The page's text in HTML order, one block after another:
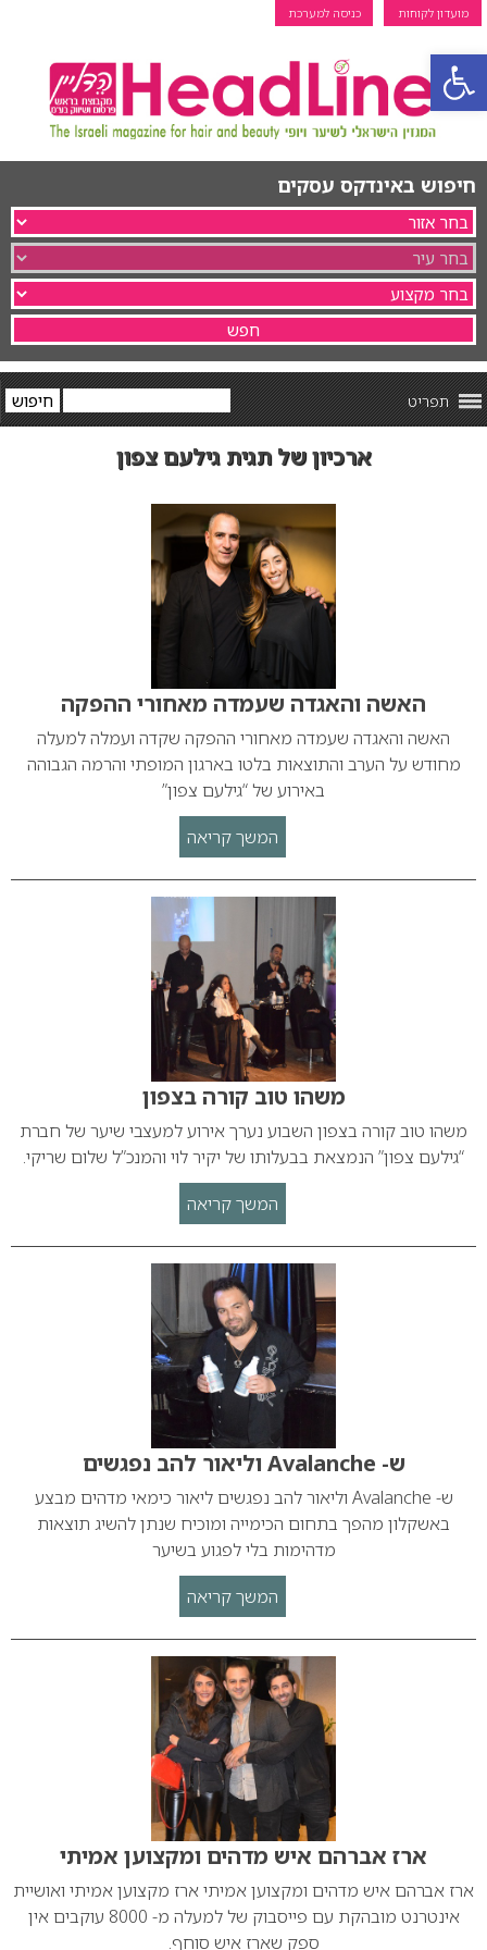
פתח סרגל נגישות
מועדון לקוחות כניסה למערכת
חיפוש באינדקס עסקים
תפריט
ארכיון של תגית גילעם צפון
האשה והאגדה שעמדה מאחורי ההפקה
האשה והאגדה שעמדה מאחורי ההפקה שקדה ועמלה למעלה
מחודש על הערב והתוצאות בלטו בארגון המופתי והרמה הגבוהה
באירוע של “גילעם צפון”
המשך קריאה
משהו טוב קורה בצפון
משהו טוב קורה בצפון השבוע נערך אירוע למעצבי שיער של חברת
“גילעם צפון” הנמצאת בבעלותו של יקיר לוי והמנכ”ל שלום שריקי.
המשך קריאה
ש- Avalanche וליאור להב נפגשים
ש- Avalanche וליאור להב נפגשים ליאור כימאי מדהים מבצע
באשקלון מהפך בתחום הכימייה ומוכיח שנתן להשיג תוצאות
מדהימות בלי לפגוע בשיער
המשך קריאה
ארז אברהם איש מדהים ומקצוען אמיתי
ארז אברהם איש מדהים ומקצוען אמיתי ארז מקצוען אמיתי ואושיית
אינטרנט מובהקת עם פייסבוק של למעלה מ- 8000 עוקבים אין
ספק שארז איש סוחף.